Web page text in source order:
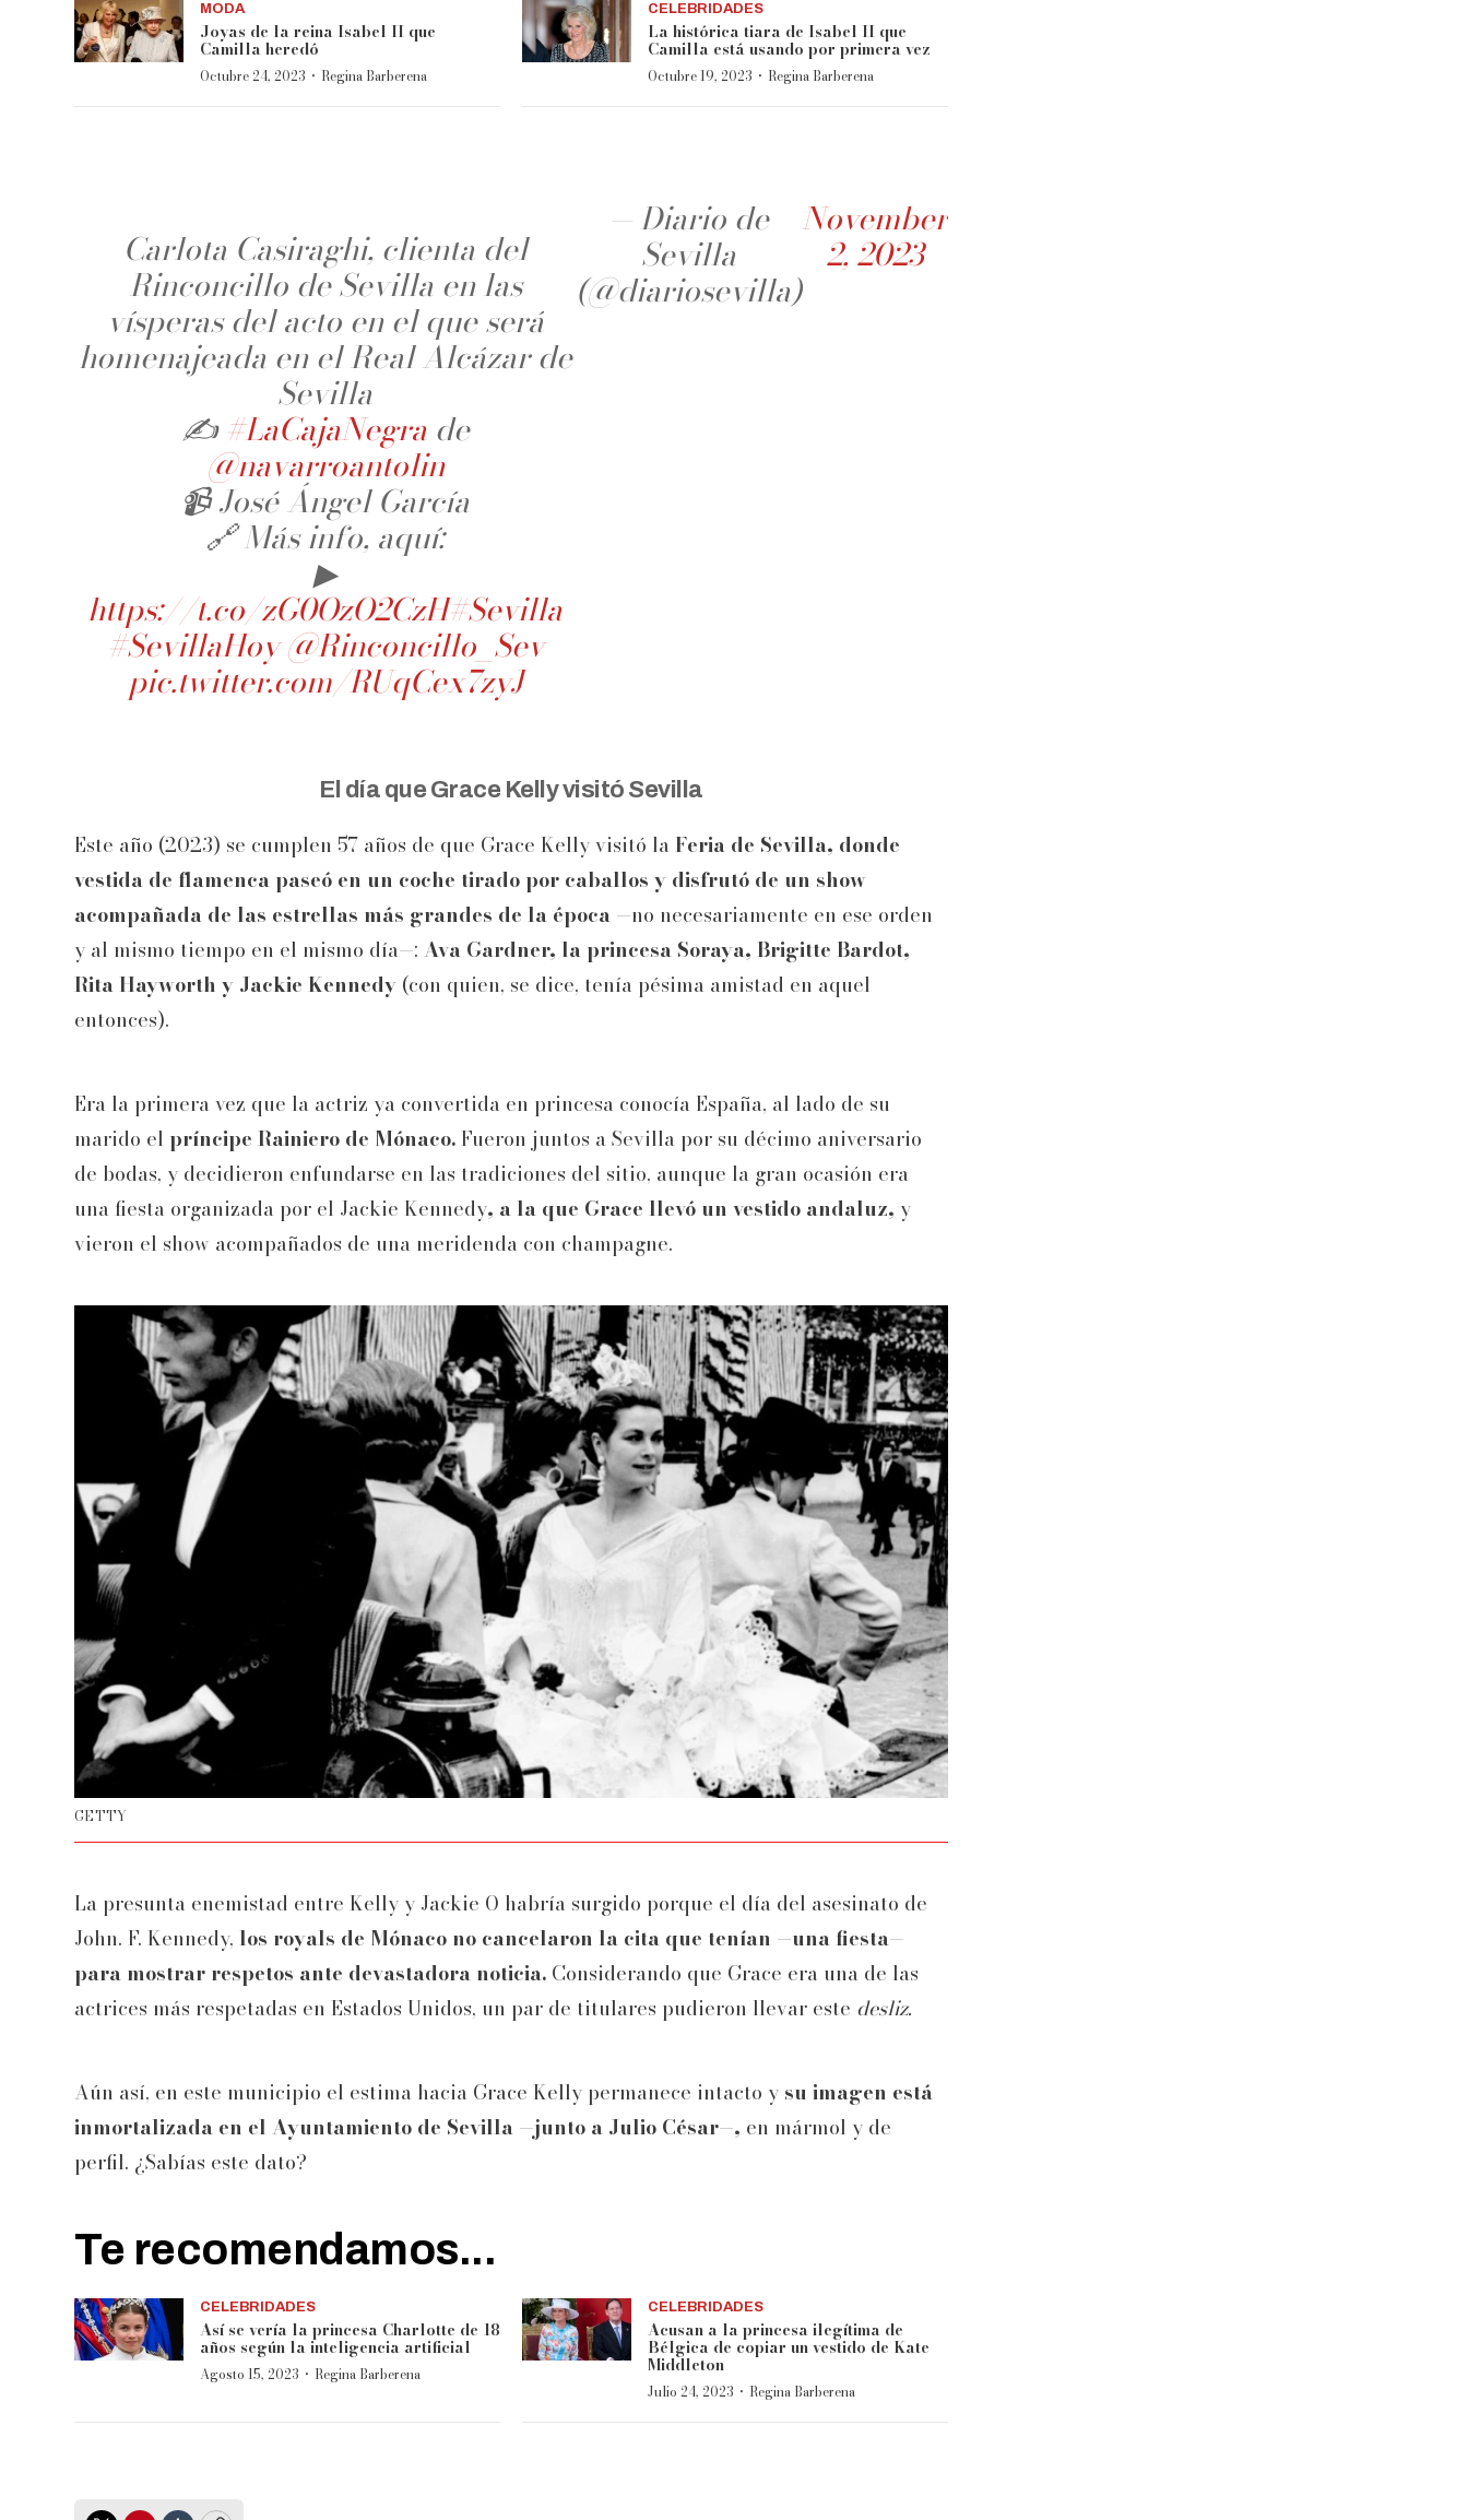
MODA
Joyas de la reina Isabel II que
Camilla heredó
Octubre 24, 2023 · Regina Barberena
CELEBRIDADES
La histórica tiara de Isabel II que
Camilla está usando por primera vez
Octubre 19, 2023 · Regina Barberena
Carlota Casiraghi, clienta del
Rinconcillo de Sevilla en las
vísperas del acto en el que será
homenajeada en el Real Alcázar de
Sevilla
✍#LaCajaNegrade
@navarroantolin
📹 José Ángel García
🔗 Más info, aquí:
▶
https://t.co/zG0OzO2CzH#Sevilla
#SevillaHoy @Rinconcillo_Sev
pic.twitter.com/RUqCex7zyJ
— Diario de
Sevilla
(@diariosevilla)
November
2, 2023
El día que Grace Kelly visitó Sevilla
Este año (2023) se cumplen 57 años de que Grace Kelly visitó la Feria de Sevilla, donde
vestida de flamenca paseó en un coche tirado por caballos y disfrutó de un show
acompañada de las estrellas más grandes de la época —no necesariamente en ese orden
y al mismo tiempo en el mismo día—: Ava Gardner, la princesa Soraya, Brigitte Bardot,
Rita Hayworth y Jackie Kennedy (con quien, se dice, tenía pésima amistad en aquel
entonces).
Era la primera vez que la actriz ya convertida en princesa conocía España, al lado de su
marido el príncipe Rainiero de Mónaco.Fueron juntos a Sevilla por su décimo aniversario
de bodas, y decidieron enfundarse en las tradiciones del sitio, aunque la gran ocasión era
una fiesta organizada por el Jackie Kennedy, a la que Grace llevó un vestido andaluz, y
vieron el show acompañados de una meridenda con champagne.
GETTY
La presunta enemistad entre Kelly y Jackie O habría surgido porque el día del asesinato de
John. F. Kennedy, los royals de Mónaco no cancelaron la cita que tenían —una fiesta—
para mostrar respetos ante devastadora noticia. Considerando que Grace era una de las
actrices más respetadas en Estados Unidos, un par de titulares pudieron llevar este desliz.
Aún así, en este municipio el estima hacia Grace Kelly permanece intacto y su imagen está
inmortalizada en el Ayuntamiento de Sevilla —junto a Julio César—, en mármol y de
perfil. ¿Sabías este dato?
Te recomendamos...
CELEBRIDADES
Así se vería la princesa Charlotte de 18
años según la inteligencia artificial
Agosto 15, 2023 · Regina Barberena
CELEBRIDADES
Acusan a la princesa ilegítima de
Bélgica de copiar un vestido de Kate
Middleton
Julio 24, 2023 · Regina Barberena